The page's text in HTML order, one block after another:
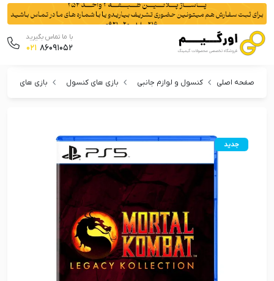
با ما تماس بگیرید
021 86091052
صفحه اصلی کنسول و لوازم جانبی بازی های کنسول بازی های پلی
جدید